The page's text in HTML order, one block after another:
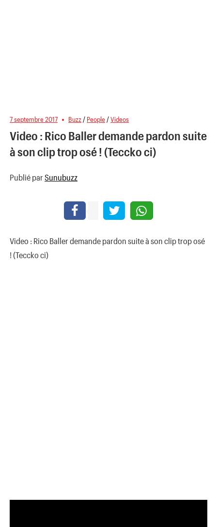
7 septembre 2017 Buzz / People /Videos
Video : Rico Baller demande pardon suite
à son clip trop osé ! (Teccko ci)
Publié par Sunubuzz
Video : Rico Baller demande pardon suite à son clip trop osé
! (Teccko ci)